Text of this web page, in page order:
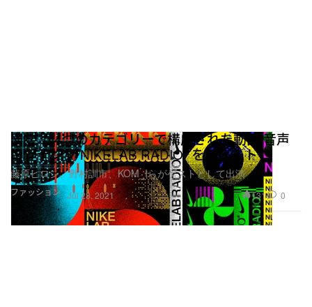
ファッション
Nike が4つのカテゴリーで構成された動画/音声
コンテンツ NIKELAB RADIO* をスタート
藤原ヒロシ、野村訓市、KOM_Iらがゲストとして出演
Jul 28, 2021 131 0